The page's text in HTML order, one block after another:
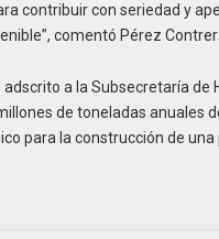
contribuir con seriedad y
comentó Pérez
a la Subsecretaría
de toneladas anuales
para la construcción de una